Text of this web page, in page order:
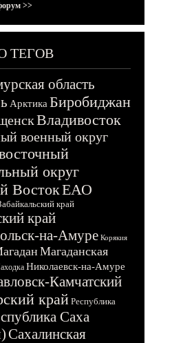
>>
ТЕГОВ
область
Арктика Биробиджан
Владивосток
военный округ
округ
ВостокЕАО
край
край
на-Амуре Корякия
Магаданская
Николаевск-на-Амуре
Камчатский
крайРеспублика
Саха
Сахалинская